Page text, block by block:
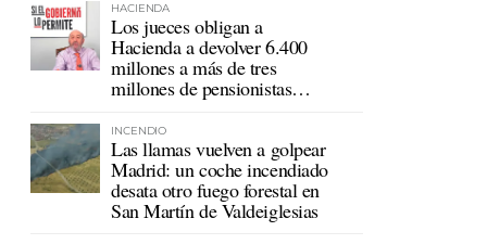
HACIENDA
Los jueces obligan a
Hacienda a devolver 6.400
millones a más de tres
millones de pensionistas
INCENDIO
Las llamas vuelven a golpear
Madrid: un coche incendiado
desata otro fuego forestal en
San Martín de Valdeiglesias